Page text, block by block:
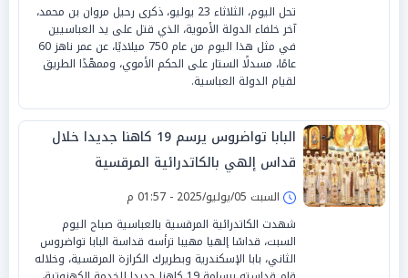
تحل اليوم، الثلاثاء 23 يوليو، ذكرى رحيل مروان بن محمد،
آخر خلفاء الدولة الأموية، الذي قتل على يد العباسيين
في مثل هذا اليوم من عام 750 ميلاديًا، عن عمر ناهز 60
عامًا، مسدلًا الستار على الحكم الأموي، وممهّدًا الطريق
لقيام الدولة العباسية.
البابا تواضروس يرسم 19 كاهنا جديدا خلال
قداس إلهي بالكاتدرائية المرقسية
السبت 05/يوليو/2025 - 01:57 م
شهدت الكاتدرائية المرقسية بالعباسية صباح اليوم
السبت، قداسًا إلهيا مهيبا ترأسه قداسة البابا تواضروس
الثاني، بابا الإسكندرية وبطريرك الكرازة المرقسية، وخلاله